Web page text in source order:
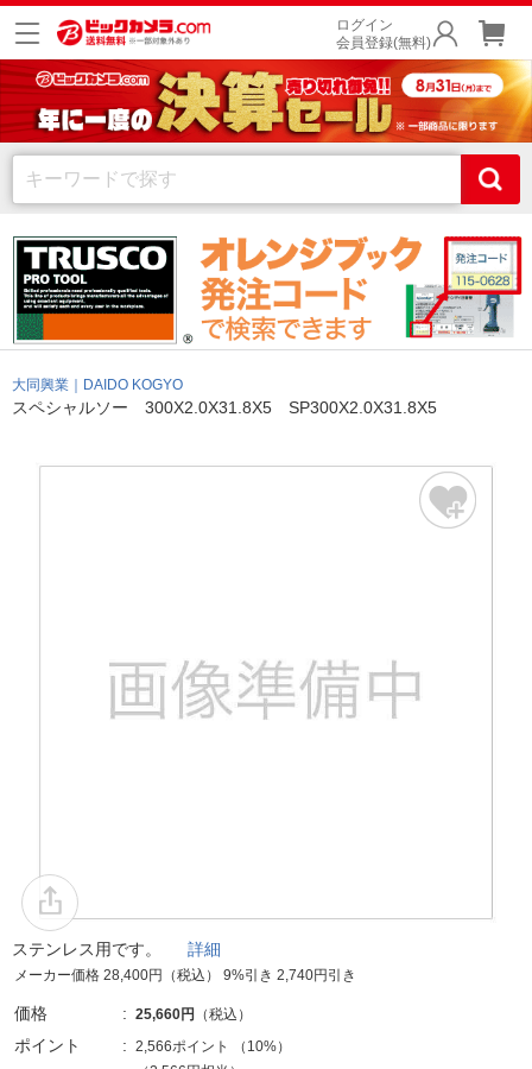
ログイン
会員登録(無料)
大同興業｜DAIDO KOGYO
スペシャルソー 300X2.0X31.8X5 SP300X2.0X31.8X5
ステンレス用です。 詳細
メーカー価格 28,400円（税込） 9%引き 2,740円引き
価格 25,660円 （税込）
ポイント 2,566ポイント （ 10%）